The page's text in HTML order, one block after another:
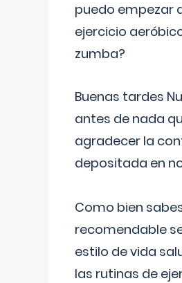
puedo empezar
ejercicio
zumba?
Buenas tardes
antes de nada
agradecer la
depositada en
Como bien
recomendable
estilo de vida
las rutinas de